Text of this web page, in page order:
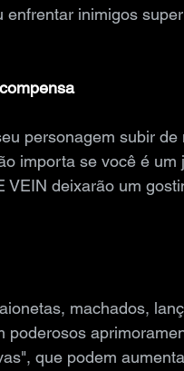
inimigos
personagem subir
importa se você é
VEIN deixarão um
machados,
poderosos
que podem